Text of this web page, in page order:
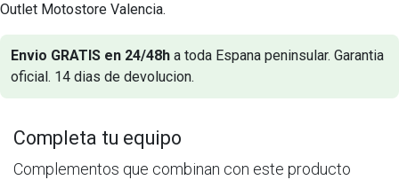
Outlet Motostore Valencia.
Envio GRATIS en 24/48h a toda Espana peninsular. Garantia
oficial. 14 dias de devolucion.
Completa tu equipo
Complementos que combinan con este producto